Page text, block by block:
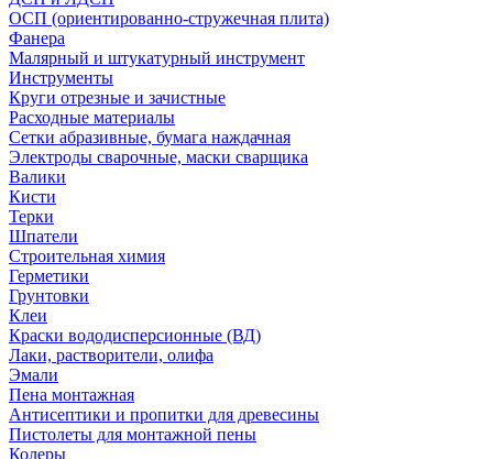
ОСП (ориентированно-стружечная плита)
Фанера
Малярный и штукатурный инструмент
Инструменты
Круги отрезные и зачистные
Расходные материалы
Сетки абразивные, бумага наждачная
Электроды сварочные, маски сварщика
Валики
Кисти
Терки
Шпатели
Строительная химия
Герметики
Грунтовки
Клеи
Краски вододисперсионные (ВД)
Лаки, растворители, олифа
Эмали
Пена монтажная
Антисептики и пропитки для древесины
Пистолеты для монтажной пены
Колеры